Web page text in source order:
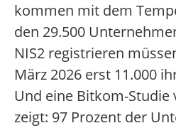
kommen mit dem
den 29.500
NIS2 registrieren
März 2026 erst 11.000
Und eine Bitkom-Studie
zeigt: 97 Prozent der